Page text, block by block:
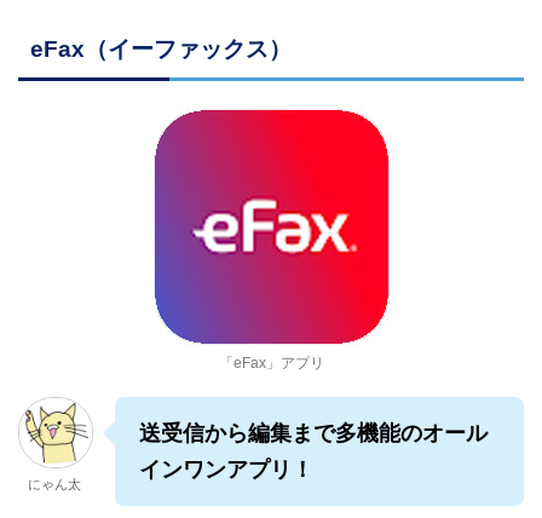
eFax（イーファックス）
「eFax」アプリ
にゃん太
送受信から編集まで多機能のオール
インワンアプリ！